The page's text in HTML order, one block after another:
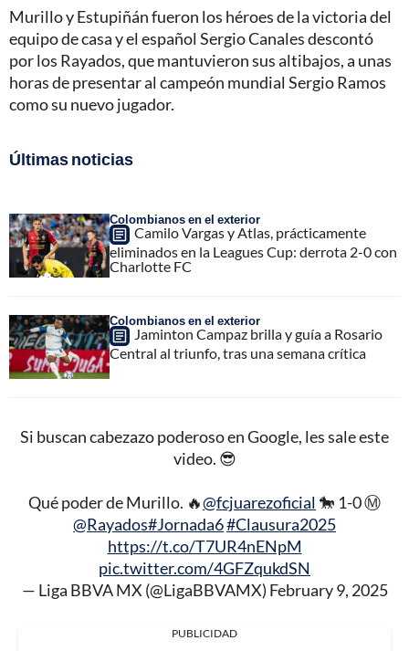
Murillo y Estupiñán fueron los héroes de la victoria del
equipo de casa y el español Sergio Canales descontó
por los Rayados, que mantuvieron sus altibajos, a unas
horas de presentar al campeón mundial Sergio Ramos
como su nuevo jugador.
Últimas noticias
Colombianos en el exterior
Camilo Vargas y Atlas, prácticamente
eliminados en la Leagues Cup: derrota 2-0 con
Charlotte FC
Colombianos en el exterior
Jaminton Campaz brilla y guía a Rosario
Central al triunfo, tras una semana crítica
Si buscan cabezazo poderoso en Google, les sale este
video. 😎
Qué poder de Murillo. 🔥@fcjuarezoficial 🐎 1-0 Ⓜ️
@Rayados#Jornada6#Clausura2025
https://t.co/T7UR4nENpM
pic.twitter.com/4GFZqukdSN
— Liga BBVA MX (@LigaBBVAMX) February 9, 2025
PUBLICIDAD